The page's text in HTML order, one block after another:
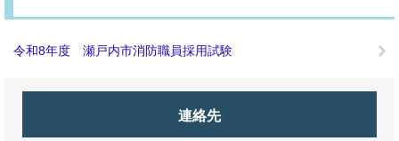
令和8年度 瀬戸内市消防職員採用試験
連絡先